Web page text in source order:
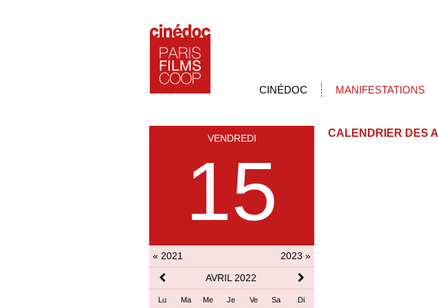
CINÉDOC MANIFESTATIONS
VENDREDI
15
« 2021
2023 »
AVRIL 2022
Lu Ma Me Je Ve Sa Di
CALENDRIER DES